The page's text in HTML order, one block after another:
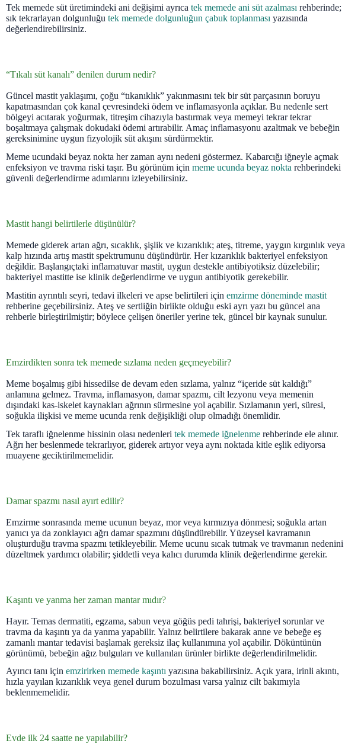
Tek memede süt üretimindeki ani değişimi ayrıca tek memede ani süt azalması rehberinde;
sık tekrarlayan dolgunluğu tek memede dolgunluğun çabuk toplanması yazısında
değerlendirebilirsiniz.
“Tıkalı süt kanalı” denilen durum nedir?
Güncel mastit yaklaşımı, çoğu “tıkanıklık” yakınmasını tek bir süt parçasının boruyu
kapatmasından çok kanal çevresindeki ödem ve inflamasyonla açıklar. Bu nedenle sert
bölgeyi acıtarak yoğurmak, titreşim cihazıyla bastırmak veya memeyi tekrar tekrar
boşaltmaya çalışmak dokudaki ödemi artırabilir. Amaç inflamasyonu azaltmak ve bebeğin
gereksinimine uygun fizyolojik süt akışını sürdürmektir.
Meme ucundaki beyaz nokta her zaman aynı nedeni göstermez. Kabarcığı iğneyle açmak
enfeksiyon ve travma riski taşır. Bu görünüm için meme ucunda beyaz nokta rehberindeki
güvenli değerlendirme adımlarını izleyebilirsiniz.
Mastit hangi belirtilerle düşünülür?
Memede giderek artan ağrı, sıcaklık, şişlik ve kızarıklık; ateş, titreme, yaygın kırgınlık veya
kalp hızında artış mastit spektrumunu düşündürür. Her kızarıklık bakteriyel enfeksiyon
değildir. Başlangıçtaki inflamatuvar mastit, uygun destekle antibiyotiksiz düzelebilir;
bakteriyel mastitte ise klinik değerlendirme ve uygun antibiyotik gerekebilir.
Mastitin ayrıntılı seyri, tedavi ilkeleri ve apse belirtileri için emzirme döneminde mastit
rehberine geçebilirsiniz. Ateş ve sertliğin birlikte olduğu eski ayrı yazı bu güncel ana
rehberle birleştirilmiştir; böylece çelişen öneriler yerine tek, güncel bir kaynak sunulur.
Emzirdikten sonra tek memede sızlama neden geçmeyebilir?
Meme boşalmış gibi hissedilse de devam eden sızlama, yalnız “içeride süt kaldığı”
anlamına gelmez. Travma, inflamasyon, damar spazmı, cilt lezyonu veya memenin
dışındaki kas-iskelet kaynakları ağrının sürmesine yol açabilir. Sızlamanın yeri, süresi,
soğukla ilişkisi ve meme ucunda renk değişikliği olup olmadığı önemlidir.
Tek taraflı iğnelenme hissinin olası nedenleri tek memede iğnelenme rehberinde ele alınır.
Ağrı her beslenmede tekrarlıyor, giderek artıyor veya aynı noktada kitle eşlik ediyorsa
muayene geciktirilmemelidir.
Damar spazmı nasıl ayırt edilir?
Emzirme sonrasında meme ucunun beyaz, mor veya kırmızıya dönmesi; soğukla artan
yanıcı ya da zonklayıcı ağrı damar spazmını düşündürebilir. Yüzeysel kavramanın
oluşturduğu travma spazmı tetikleyebilir. Meme ucunu sıcak tutmak ve travmanın nedenini
düzeltmek yardımcı olabilir; şiddetli veya kalıcı durumda klinik değerlendirme gerekir.
Kaşıntı ve yanma her zaman mantar mıdır?
Hayır. Temas dermatiti, egzama, sabun veya göğüs pedi tahrişi, bakteriyel sorunlar ve
travma da kaşıntı ya da yanma yapabilir. Yalnız belirtilere bakarak anne ve bebeğe eş
zamanlı mantar tedavisi başlamak gereksiz ilaç kullanımına yol açabilir. Döküntünün
görünümü, bebeğin ağız bulguları ve kullanılan ürünler birlikte değerlendirilmelidir.
Ayırıcı tanı için emzirirken memede kaşıntı yazısına bakabilirsiniz. Açık yara, irinli akıntı,
hızla yayılan kızarıklık veya genel durum bozulması varsa yalnız cilt bakımıyla
beklenmemelidir.
Evde ilk 24 saatte ne yapılabilir?